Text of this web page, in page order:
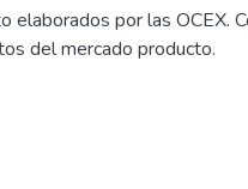
elaborados por las OCEX.
del mercado producto.